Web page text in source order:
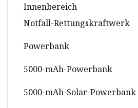
Innenbereich
Notfall-Rettungskraftwerk
Powerbank
5000-mAh-Powerbank
5000-mAh-Solar-Powerbank